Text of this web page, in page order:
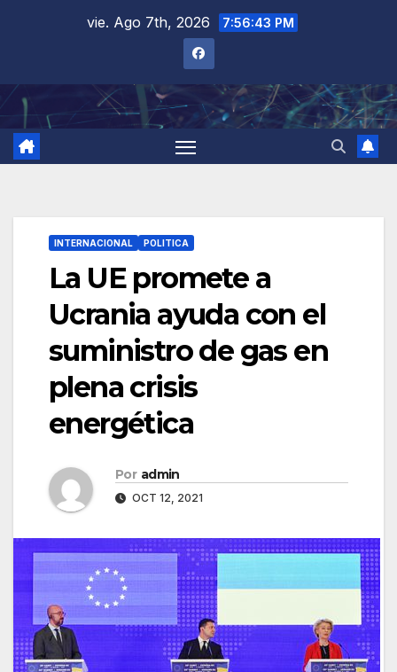
vie. Ago 7th, 2026 7:56:44 PM
INTERNACIONAL POLITICA
La UE promete a
Ucrania ayuda con el
suministro de gas en
plena crisis
energética
Por admin
OCT 12, 2021